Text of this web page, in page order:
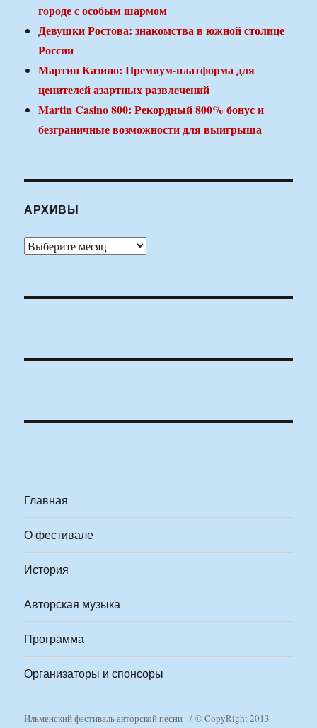
городе с особым шармом
Девушки Ростова: знакомства в южной столице
России
Мартин Казино: Премиум-платформа для
ценителей азартных развлечений
Martin Casino 800: Рекордный 800% бонус и
безграничные возможности для выигрыша
АРХИВЫ
Архивы
Главная
О фестивале
История
Авторская музыка
Программа
Организаторы и спонсоры
Ильменский фестиваль авторской песни
© CopyRight 2013-